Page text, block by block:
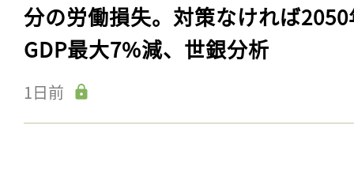
分の労働損失。対策なければ
GDP最大7%減、世銀分析
1日前